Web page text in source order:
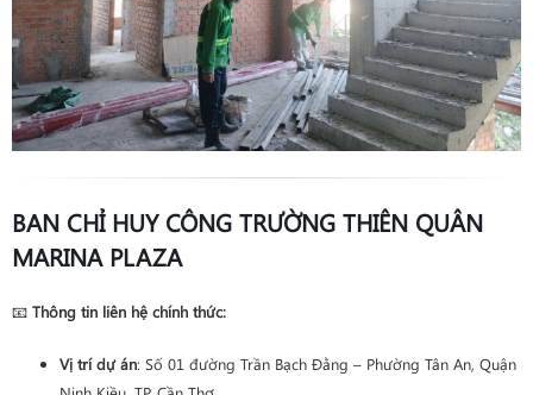
BAN CHỈ HUY CÔNG TRƯỜNG THIÊN QUÂN
MARINA PLAZA
📧 Thông tin liên hệ chính thức:
Vị trí dự án: Số 01 đường Trần Bạch Đằng – Phường Tân An, Quận